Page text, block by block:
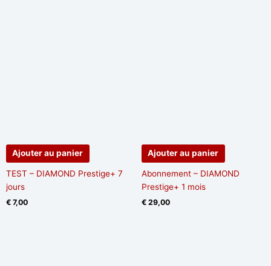
Ajouter au panier
TEST – DIAMOND Prestige+ 7
jours
€ 7,00
Ajouter au panier
Abonnement – DIAMOND
Prestige+ 1 mois
€ 29,00